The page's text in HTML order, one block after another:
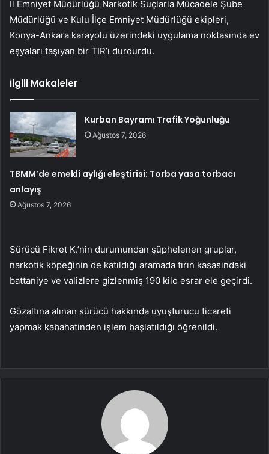
İl Emniyet Müdürlüğü Narkotik Suçlarla Mücadele Şube
Müdürlüğü ve Kulu İlçe Emniyet Müdürlüğü ekipleri,
Konya-Ankara karayolu üzerindeki uygulama noktasında ev
eşyaları taşıyan bir TIR’ı durdurdu.
İlgili Makaleler
Kurban Bayramı Trafik Yoğunluğu
Ağustos 7, 2026
TBMM’de emekli aylığı eleştirisi: Torba yasa torbacı
anlayış
Ağustos 7, 2026
Sürücü Fikret K.’nin durumundan şüphelenen gruplar,
narkotik köpeğinin de katıldığı aramada tırın kasasındaki
battaniye ve valizlere gizlenmiş 190 kilo esrar ele geçirdi.
Gözaltına alınan sürücü hakkında uyuşturucu ticareti
yapmak kabahatinden işlem başlatıldığı öğrenildi.